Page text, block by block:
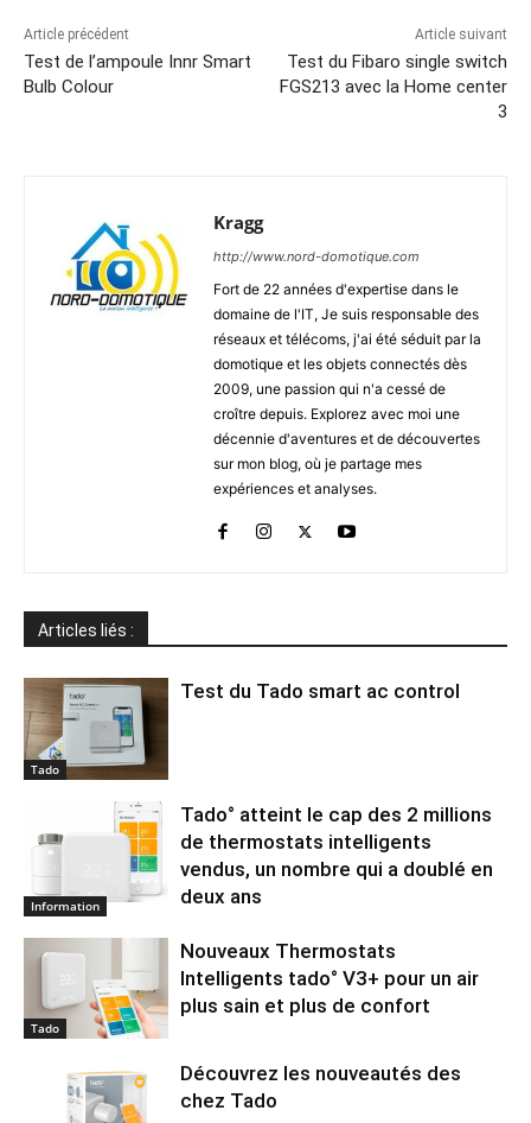
Article précédent
Test de l’ampoule Innr Smart
Bulb Colour
Article suivant
Test du Fibaro single switch
FGS213 avec la Home center
3
Kragg
http://www.nord-domotique.com
Fort de 22 années d'expertise dans le
domaine de l'IT, Je suis responsable des
réseaux et télécoms, j'ai été séduit par la
domotique et les objets connectés dès
2009, une passion qui n'a cessé de
croître depuis. Explorez avec moi une
décennie d'aventures et de découvertes
sur mon blog, où je partage mes
expériences et analyses.
Articles liés :
Tado
Test du Tado smart ac control
Information
Tado° atteint le cap des 2 millions
de thermostats intelligents
vendus, un nombre qui a doublé en
deux ans
Tado
Nouveaux Thermostats
Intelligents tado° V3+ pour un air
plus sain et plus de confort
Découvrez les nouveautés des
chez Tado